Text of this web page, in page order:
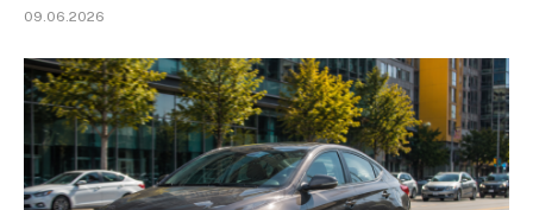
09.06.2026